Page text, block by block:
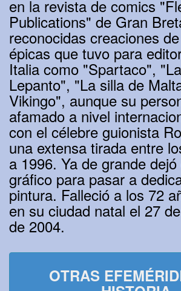
en la revista de comics
Publications" de Gran
reconocidas creaciones
épicas que tuvo para
Italia como "Spartaco",
Lepanto", "La silla de
Vikingo", aunque su
afamado a nivel
con el célebre guionista
una extensa tirada entre
a 1996. Ya de grande
gráfico para pasar a
pintura. Falleció a los 72
en su ciudad natal el 27
de 2004.
OTRAS